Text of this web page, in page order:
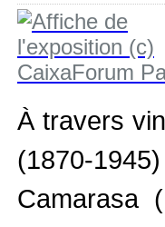
À travers
(1870-
Camarasa